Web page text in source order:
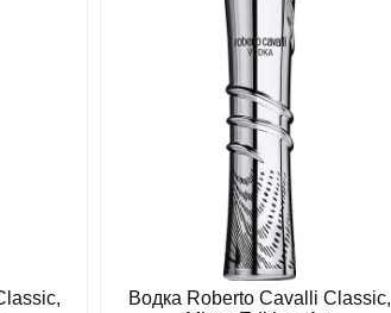
Водка Roberto Cavalli Classic,